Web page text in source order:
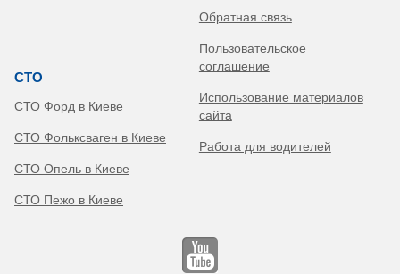
СТО
СТО Форд в Киеве
СТО Фольксваген в Киеве
СТО Опель в Киеве
СТО Пежо в Киеве
Обратная связь
Пользовательское
соглашение
Использование материалов
сайта
Работа для водителей